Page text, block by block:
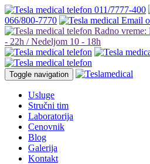
011/7777-400
066/800-7770
Radno vreme:
- 22h / Nedeljom 10 - 18h
Toggle navigation
Usluge
Stručni tim
Laboratorija
Cenovnik
Blog
Galerija
Kontakt